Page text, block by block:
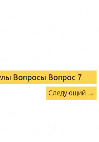
Вопросы Вопрос 7
Следующий →